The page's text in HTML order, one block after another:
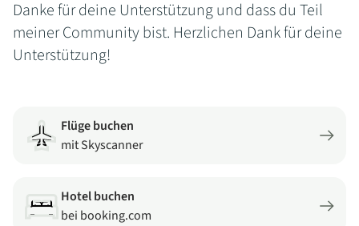
Danke für deine Unterstützung und dass du Teil
meiner Community bist. Herzlichen Dank für deine
Unterstützung!
Flüge buchen
mit Skyscanner
Hotel buchen
bei booking.com